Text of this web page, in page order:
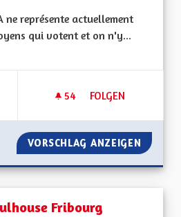
ne représente actuellement
qui votent et on n'y...
54 54 FOLLOWER
FOLGEN
POUR QUE LES
VORSCHLAG ANZEIGEN POUR
Fribourg